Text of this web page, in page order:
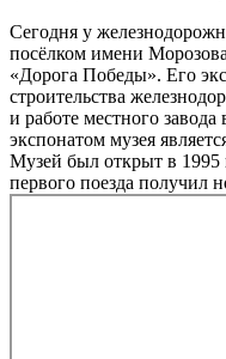
Сегодня у
посёлком имени
«Дорога Победы». Его
строительства
и работе местного
экспонатом музея
Музей был открыт в 1995
первого поезда получил